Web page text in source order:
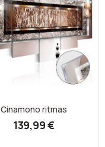
Cinamono ritmas
139,99 €